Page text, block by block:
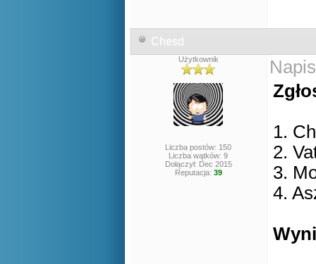
Chesd
Użytkownik
Liczba postów: 150
Liczba wątków: 9
Dołączył: Dec 2015
Reputacja: 39
1.
2.
3.
4.